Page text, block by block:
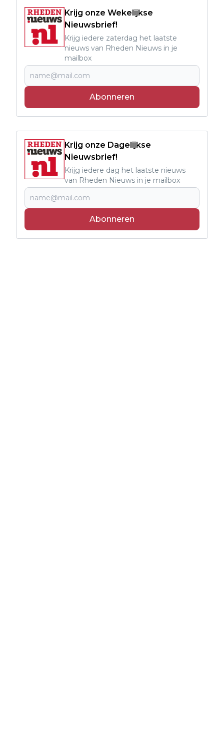
Krijg onze Wekelijkse
Nieuwsbrief!
Krijg iedere zaterdag het laatste
nieuws van Rheden Nieuws in je
mailbox
Abonneren
Krijg onze Dagelijkse
Nieuwsbrief!
Krijg iedere dag het laatste nieuws
van Rheden Nieuws in je mailbox
Abonneren